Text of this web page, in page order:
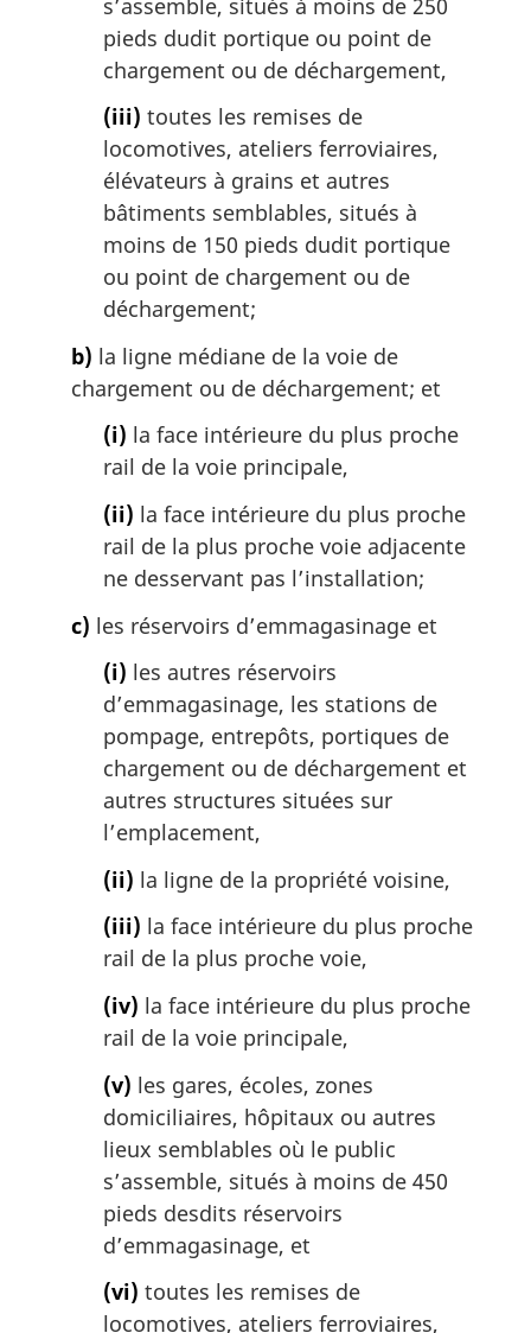
pieds dudit portique ou point de
chargement ou de déchargement,
(iii) toutes les remises de
locomotives, ateliers ferroviaires,
élévateurs à grains et autres
bâtiments semblables, situés à
moins de 150 pieds dudit portique
ou point de chargement ou de
déchargement;
b) la ligne médiane de la voie de
chargement ou de déchargement; et
(i) la face intérieure du plus proche
rail de la voie principale,
(ii) la face intérieure du plus proche
rail de la plus proche voie adjacente
ne desservant pas l’installation;
c) les réservoirs d’emmagasinage et
(i) les autres réservoirs
d’emmagasinage, les stations de
pompage, entrepôts, portiques de
chargement ou de déchargement et
autres structures situées sur
l’emplacement,
(ii) la ligne de la propriété voisine,
(iii) la face intérieure du plus proche
rail de la plus proche voie,
(iv) la face intérieure du plus proche
rail de la voie principale,
(v) les gares, écoles, zones
domiciliaires, hôpitaux ou autres
lieux semblables où le public
s’assemble, situés à moins de 450
pieds desdits réservoirs
d’emmagasinage, et
(vi) toutes les remises de
locomotives, ateliers ferroviaires,